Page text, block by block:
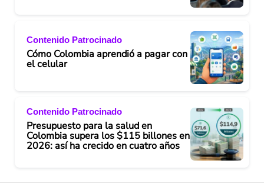
Contenido Patrocinado
Cómo Colombia aprendió a pagar con
el celular
Contenido Patrocinado
Presupuesto para la salud en
Colombia supera los $115 billones en
2026: así ha crecido en cuatro años